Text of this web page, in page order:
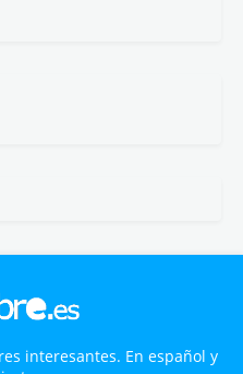
interesantes. En español y